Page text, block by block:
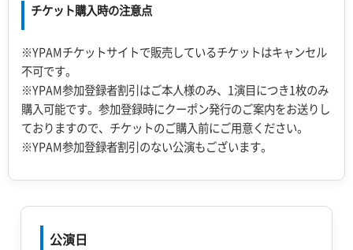
チケット購入時の注意点
※YPAMチケットサイトで販売しているチケットはキャンセル
不可です。
※YPAM参加登録者割引はご本人様のみ、1演目につき1枚のみ
購入可能です。参加登録時にクーポン発行のご案内をお送りし
ておりますので、チケットのご購入前にご用意ください。
※YPAM参加登録者割引のない公演もございます。
公演日